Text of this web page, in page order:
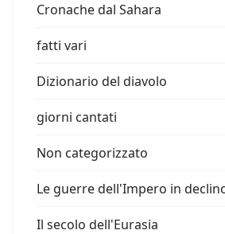
Cronache dal Sahara
fatti vari
Dizionario del diavolo
giorni cantati
Non categorizzato
Le guerre dell'Impero in
Il secolo dell'Eurasia